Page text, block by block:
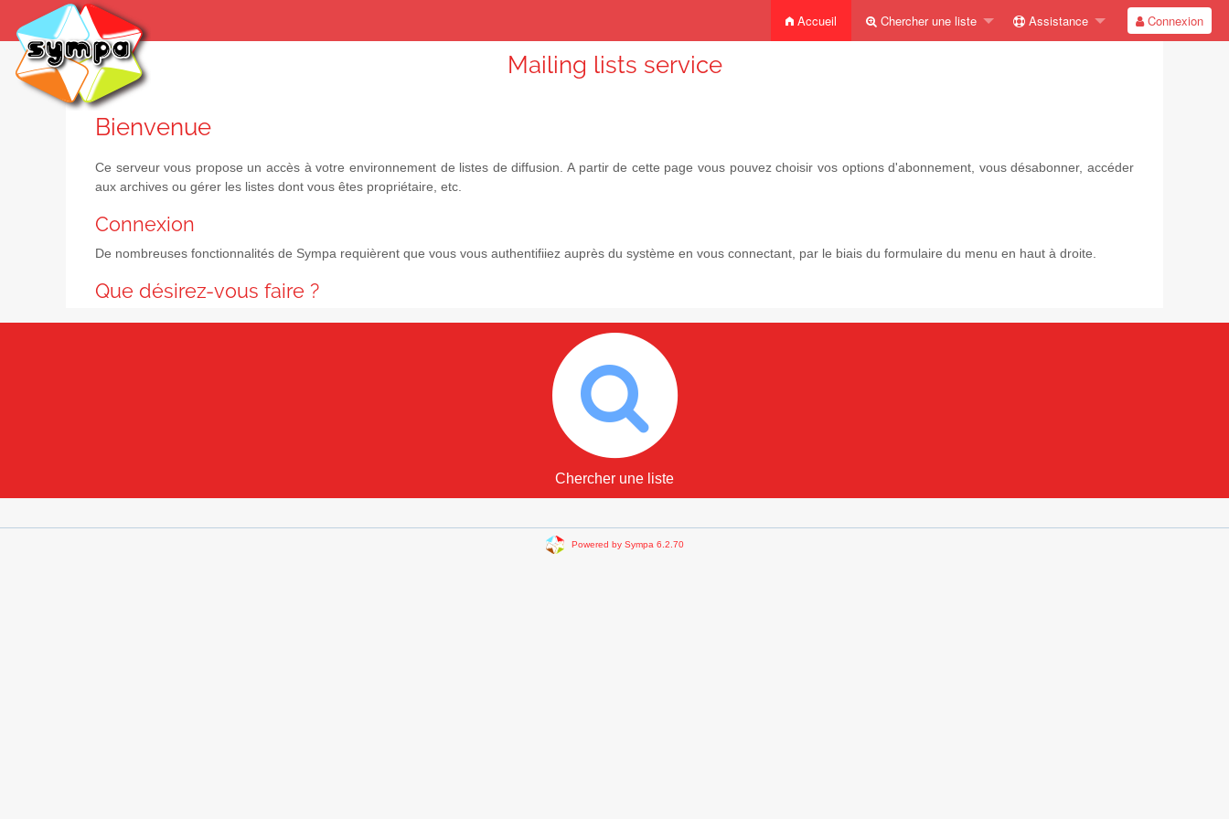
Accueil Chercher une liste Assistance Connexion
Mailing lists service
Bienvenue
Ce serveur vous propose un accès à votre environnement de listes de diffusion. A partir de cette page vous pouvez choisir vos options d'abonnement, vous désabonner, accéder
aux archives ou gérer les listes dont vous êtes propriétaire, etc.
Connexion
De nombreuses fonctionnalités de Sympa requièrent que vous vous authentifiiez auprès du système en vous connectant, par le biais du formulaire du menu en haut à droite.
Que désirez-vous faire ?
Chercher une liste
Powered by Sympa 6.2.70